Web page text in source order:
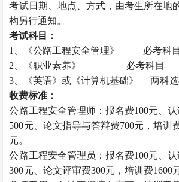
考试日期、地点、方式，由考生所在地
构另行通知。
考试科目：
1、《公路工程安全管理》 必考科目
2、《职业素养》 必考科目
3、《英语》或《计算机基础》 两科
收费标准：
公路工程安全管理师：报名费100元、
500元、论文指导与答辩费700元，培训
元。
公路工程安全管理员：报名费100元、
300元、论文评审费300元，培训费1600